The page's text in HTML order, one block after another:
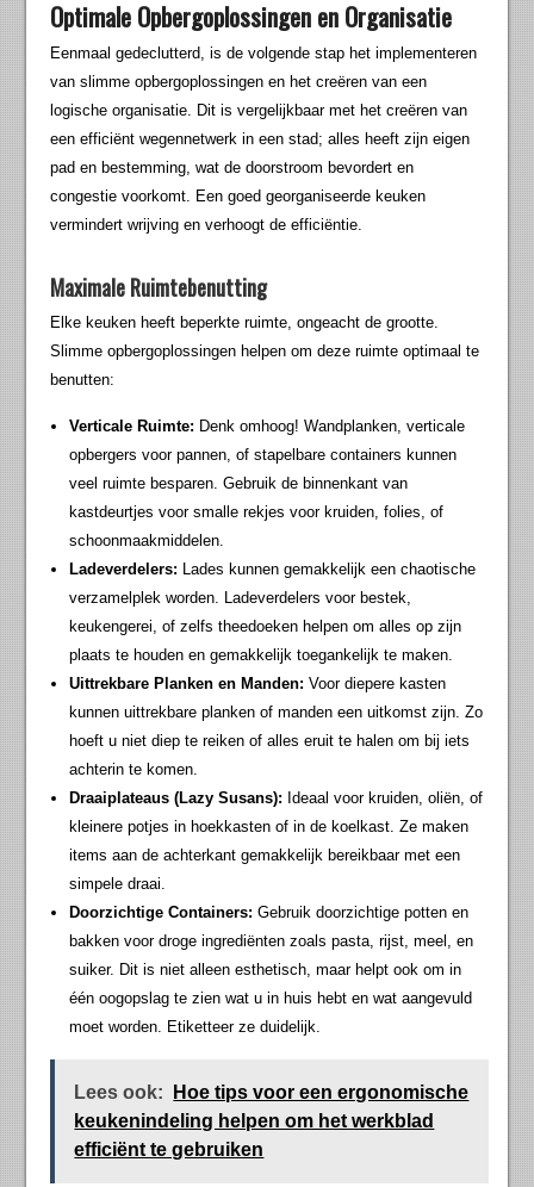
Optimale Opbergoplossingen en Organisatie
Eenmaal gedeclutterd, is de volgende stap het implementeren
van slimme opbergoplossingen en het creëren van een
logische organisatie. Dit is vergelijkbaar met het creëren van
een efficiënt wegennetwerk in een stad; alles heeft zijn eigen
pad en bestemming, wat de doorstroom bevordert en
congestie voorkomt. Een goed georganiseerde keuken
vermindert wrijving en verhoogt de efficiëntie.
Maximale Ruimtebenutting
Elke keuken heeft beperkte ruimte, ongeacht de grootte.
Slimme opbergoplossingen helpen om deze ruimte optimaal te
benutten:
Verticale Ruimte: Denk omhoog! Wandplanken, verticale
opbergers voor pannen, of stapelbare containers kunnen
veel ruimte besparen. Gebruik de binnenkant van
kastdeurtjes voor smalle rekjes voor kruiden, folies, of
schoonmaakmiddelen.
Ladeverdelers: Lades kunnen gemakkelijk een chaotische
verzamelplek worden. Ladeverdelers voor bestek,
keukengerei, of zelfs theedoeken helpen om alles op zijn
plaats te houden en gemakkelijk toegankelijk te maken.
Uittrekbare Planken en Manden: Voor diepere kasten
kunnen uittrekbare planken of manden een uitkomst zijn. Zo
hoeft u niet diep te reiken of alles eruit te halen om bij iets
achterin te komen.
Draaiplateaus (Lazy Susans): Ideaal voor kruiden, oliën, of
kleinere potjes in hoekkasten of in de koelkast. Ze maken
items aan de achterkant gemakkelijk bereikbaar met een
simpele draai.
Doorzichtige Containers: Gebruik doorzichtige potten en
bakken voor droge ingrediënten zoals pasta, rijst, meel, en
suiker. Dit is niet alleen esthetisch, maar helpt ook om in
één oogopslag te zien wat u in huis hebt en wat aangevuld
moet worden. Etiketteer ze duidelijk.
Lees ook:
Hoe tips voor een ergonomische
keukenindeling helpen om het werkblad
efficiënt te gebruiken